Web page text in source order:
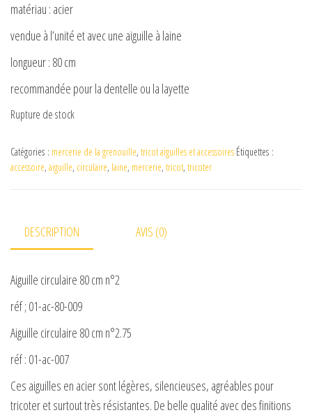
matériau : acier
vendue à l’unité et avec une aiguille à laine
longueur : 80 cm
recommandée pour la dentelle ou la layette
Rupture de stock
Catégories : mercerie de la grenouille, tricot aiguilles et accessoires Étiquettes :
accessoire, aiguille, circulaire, laine, mercerie, tricot, tricoter
DESCRIPTION AVIS (0)
Aiguille circulaire 80 cm n°2
réf ; 01-ac-80-009
Aiguille circulaire 80 cm n°2.75
réf : 01-ac-007
Ces aiguilles en acier sont légères, silencieuses, agréables pour
tricoter et surtout très résistantes. De belle qualité avec des finitions